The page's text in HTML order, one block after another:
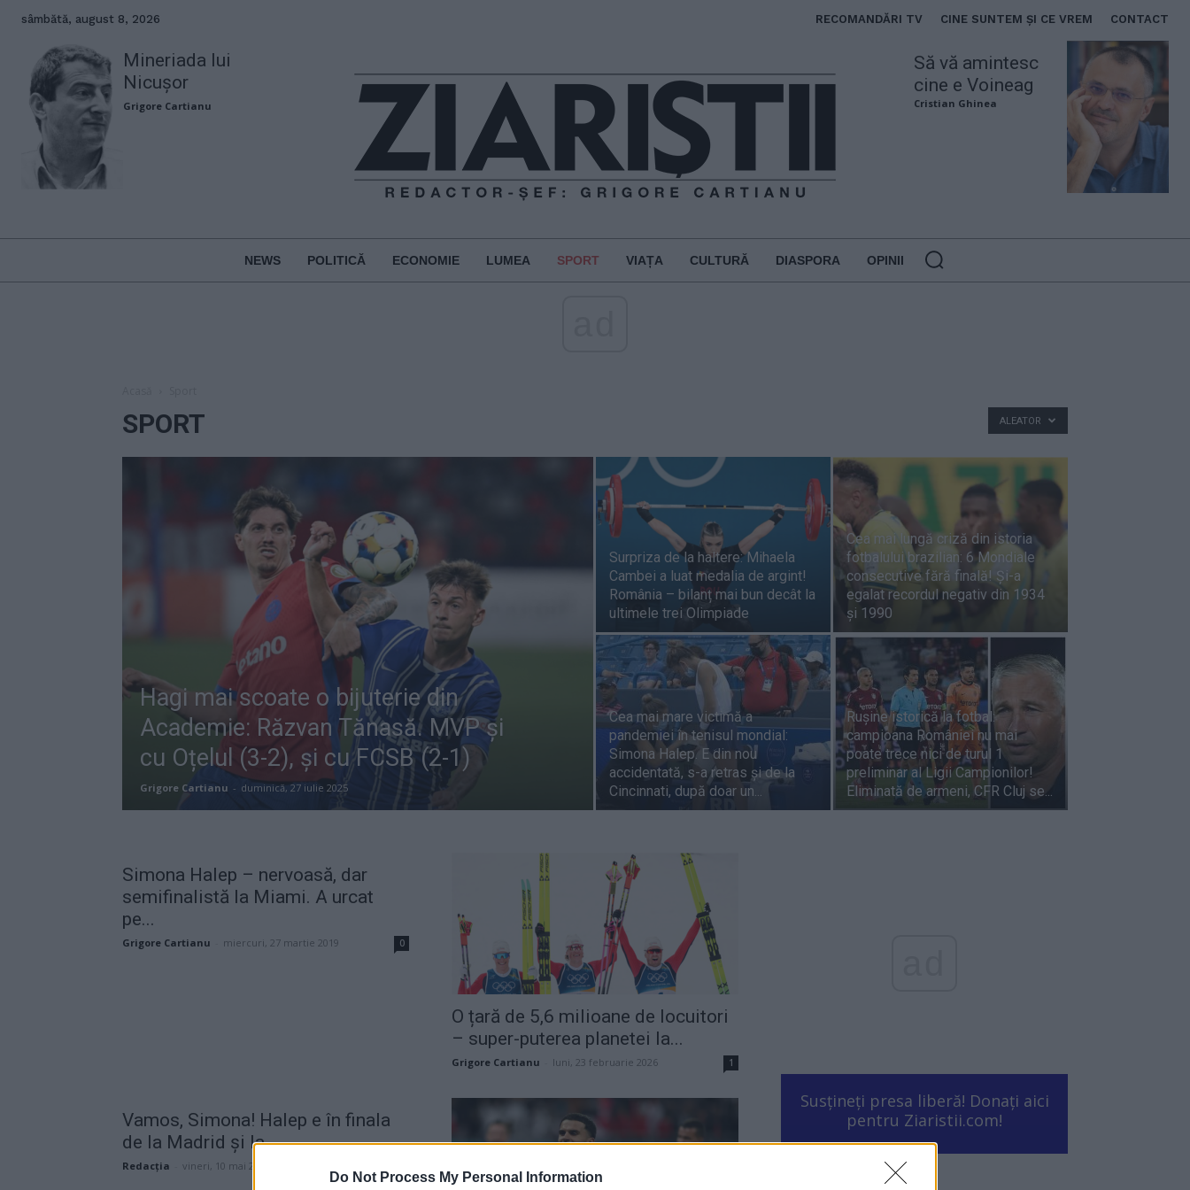
Do Not Process My Personal Information
sâmbătă, august 8, 2026 RECOMANDĂRI TV CINE SUNTEM ȘI CE VREM CONTACT
Mineriada lui
Nicușor
Grigore Cartianu
Să vă amintesc
cine e Voineag
Cristian Ghinea
NEWS POLITICĂ ECONOMIE LUMEA SPORT VIAȚA CULTURĂ DIASPORA OPINII
SPORT ALEATOR
Hagi mai scoate o bijuterie din
Academie: Răzvan Tănasă. MVP și
cu Oțelul (3-2), și cu FCSB (2-1)
Grigore Cartianu - duminică, 27 iulie 2025
Surpriza de la haltere: Mihaela
Cambei a luat medalia de argint!
România – bilanț mai bun decât la
ultimele trei Olimpiade
Cea mai lungă criză din istoria
fotbalului brazilian: 6 Mondiale
consecutive fără finală! Și-a
egalat recordul negativ din 1934
și 1990
Cea mai mare victimă a
pandemiei în tenisul mondial:
Simona Halep. E din nou
accidentată, s-a retras și de la
Cincinnati, după doar un...
Rușine istorică la fotbal:
campioana României nu mai
poate trece nici de turul 1
preliminar al Ligii Campionilor!
Eliminată de armeni, CFR Cluj se...
Simona Halep – nervoasă, dar
semifinalistă la Miami. A urcat
pe...
Grigore Cartianu miercuri, 27 martie 2019 0
O țară de 5,6 milioane de locuitori
– super-puterea planetei la...
Grigore Cartianu luni, 23 februarie 2026 1
Vamos, Simona! Halep e în finala
de la Madrid şi la...
Redacţia vineri, 10 mai 2019
Susțineți presa liberă! Donați aici
pentru Ziaristii.com!